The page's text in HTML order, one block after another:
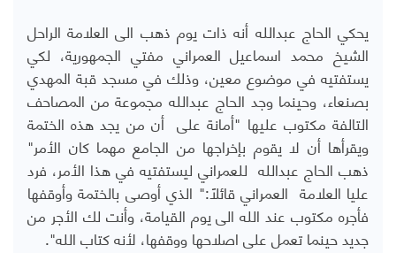
يحكي الحاج عبدالله أنه ذات يوم ذهب الى العلامة الراحل
الشيخ محمد اسماعيل العمراني مفتي الجمهورية، لكي
يستفتيه في موضوع معين، وذلك في مسجد قبة المهدي
بصنعاء، وحينما وجد الحاج عبدالله مجموعة من المصاحف
التالفة مكتوب عليها "أمانة على أن من يجد هذه الختمة
ويقرأها أن لا يقوم بإخراجها من الجامع مهما كان الأمر"
ذهب الحاج عبدالله للعمراني ليستفتيه في هذا الأمر، فرد
عليا العلامة العمراني قائلاً:" الذي أوصى بالختمة وأوقفها
فأجره مكتوب عند الله الى يوم القيامة، وأنت لك الأجر من
جديد حينما تعمل على اصلاحها ووقفها، لأنه كتاب الله".